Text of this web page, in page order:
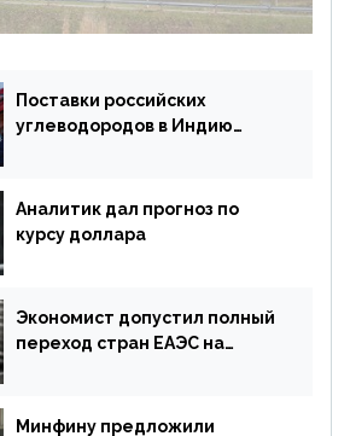
Поставки российских
углеводородов в Индию
Аналитик дал прогноз по
курсу доллара
Экономист допустил полный
переход стран ЕАЭС на
Минфину предложили